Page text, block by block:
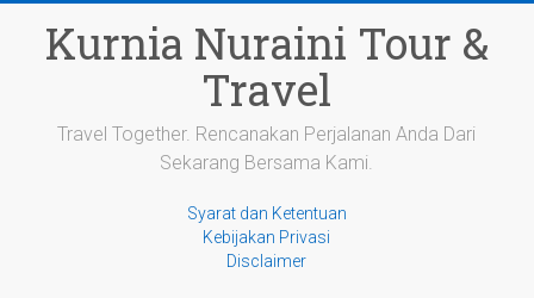
contentKurnia Nuraini Tour &
Travel
Travel Together. Rencanakan Perjalanan Anda Dari
Sekarang Bersama Kami.
Syarat dan Ketentuan
Kebijakan Privasi
Disclaimer